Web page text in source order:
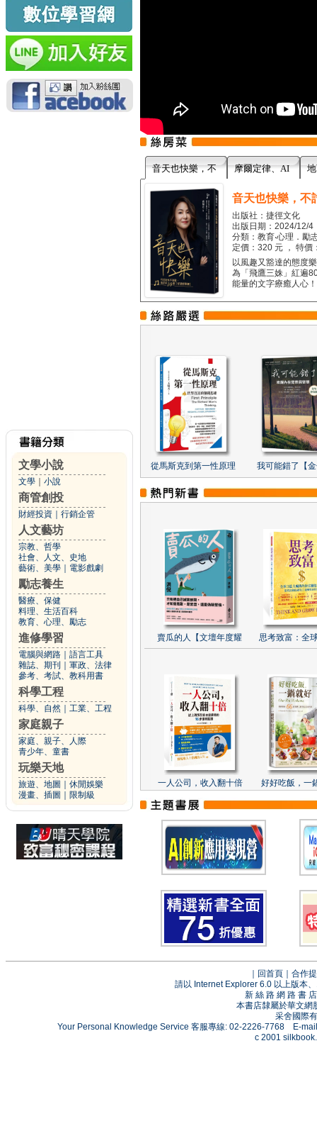
文學小說
文學 小說
商管創投
財經投資 行銷企管
人文藝坊
宗教、哲學
社會、人文、史地
藝術、美學
電影戲劇
勵志養生
醫療、保健
料理、生活百科
教育、心理、勵志
進修學習
電腦與網路
語言工具
雜誌、期刊
軍政、法律
參考、考試、教科用書
科學工程
科學、自然 工業、工程
家庭親子
家庭、親子、人際
青少年、童書
玩樂天地
旅遊、地圖
休閒娛樂
漫畫、插圖
限制級
音天也快樂，不 摩爾定律、AI
音天也快樂，不
出版社：捷徑文化
出版日期：2024/12/4
分類：教育‧心理．勵
定價：320 元 ， 特價
以風趣又豁達的態度
為「飛鷹三姝」紅遍
能量的文字療癒人心
從馬斯克到第一性原理 我可能錯了【
賣瓜的人【文壇年度耀 思考致富：全
一人公司，收入翻十倍 好好吃飯，一
回首頁
合作
請以 Internet Explorer 6.0 以上版本
新 絲 路 網 路 書
本書店隸屬於華文網
采舍國際
Your Personal Knowledge Service 客服專線: 02-2226-7768 E-
c 2001